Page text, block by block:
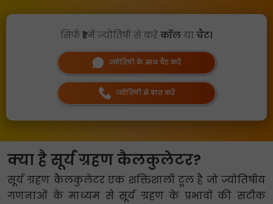
सिर्फ₹1में ज्योतिषी से करेंकॉलयाचैट।
ज्योतिषी के साथ चैट करें
ज्योतिषी से बात करें
क्या है सूर्य ग्रहण कैलकुलेटर?
सूर्य ग्रहण कैलकुलेटर एक शक्तिशाली टूल है जो ज्योतिषीय
गणनाओं के माध्यम से सूर्य ग्रहण के प्रभावों की सटीक